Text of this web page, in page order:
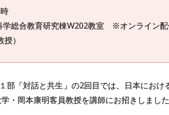
学総合教育研究棟W202教室 ※オンライン
）
部「対話と共生」の2回目では、日本におけ
・岡本康明客員教授を講師にお招きしました